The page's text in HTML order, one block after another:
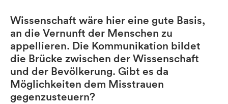
Wissenschaft wäre hier eine gute Basis,
an die Vernunft der Menschen zu
appellieren. Die Kommunikation bildet
die Brücke zwischen der Wissenschaft
und der Bevölkerung. Gibt es da
Möglichkeiten dem Misstrauen
gegenzusteuern?